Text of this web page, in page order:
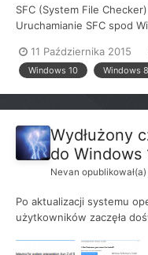
SFC (System File
Uruchamianie SFC spod
Microsoftu Ochrona
Resource Protection
11 Października 2015
Windows 10 Windows 8
Wydłużony
do Windows
Nevan
Po aktualizacji systemu
użytkowników zaczęła
Rozwiązanie problemu